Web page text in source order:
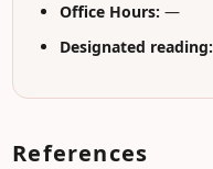
Office Hours: —
Designated reading:
References